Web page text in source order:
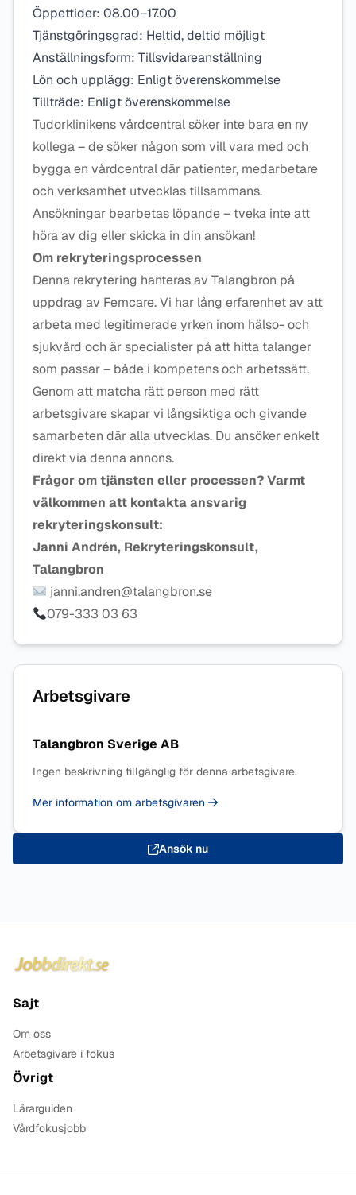
Öppettider: 08.00–17.00
Tjänstgöringsgrad: Heltid, deltid möjligt
Anställningsform: Tillsvidareanställning
Lön och upplägg: Enligt överenskommelse
Tillträde: Enligt överenskommelse
Tudorklinikens vårdcentral söker inte bara en ny
kollega – de söker någon som vill vara med och
bygga en vårdcentral där patienter, medarbetare
och verksamhet utvecklas tillsammans.
Ansökningar bearbetas löpande – tveka inte att
höra av dig eller skicka in din ansökan!
Om rekryteringsprocessen
Denna rekrytering hanteras av Talangbron på
uppdrag av Femcare. Vi har lång erfarenhet av att
arbeta med legitimerade yrken inom hälso- och
sjukvård och är specialister på att hitta talanger
som passar – både i kompetens och arbetssätt.
Genom att matcha rätt person med rätt
arbetsgivare skapar vi långsiktiga och givande
samarbeten där alla utvecklas. Du ansöker enkelt
direkt via denna annons.
Frågor om tjänsten eller processen? Varmt
välkommen att kontakta ansvarig
rekryteringskonsult:
Janni Andrén, Rekryteringskonsult,
Talangbron
janni.andren@talangbron.se
079-333 03 63
Arbetsgivare
Talangbron Sverige AB
Ingen beskrivning tillgänglig för denna arbetsgivare.
Mer information om arbetsgivaren
Ansök nu
Sajt
Om oss
Arbetsgivare i fokus
Övrigt
Lärarguiden
Vårdfokusjobb